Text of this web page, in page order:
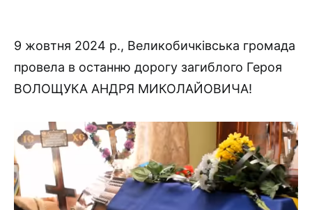
9 жовтня 2024 р., Великобичківська громада
провела в останню дорогу загиблого Героя
ВОЛОЩУКА АНДРЯ МИКОЛАЙОВИЧА!